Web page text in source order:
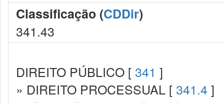
Classificação (CDDir)
341.43
DIREITO PÚBLICO [ 341 ]
» DIREITO PROCESSUAL [ 341.4 ]